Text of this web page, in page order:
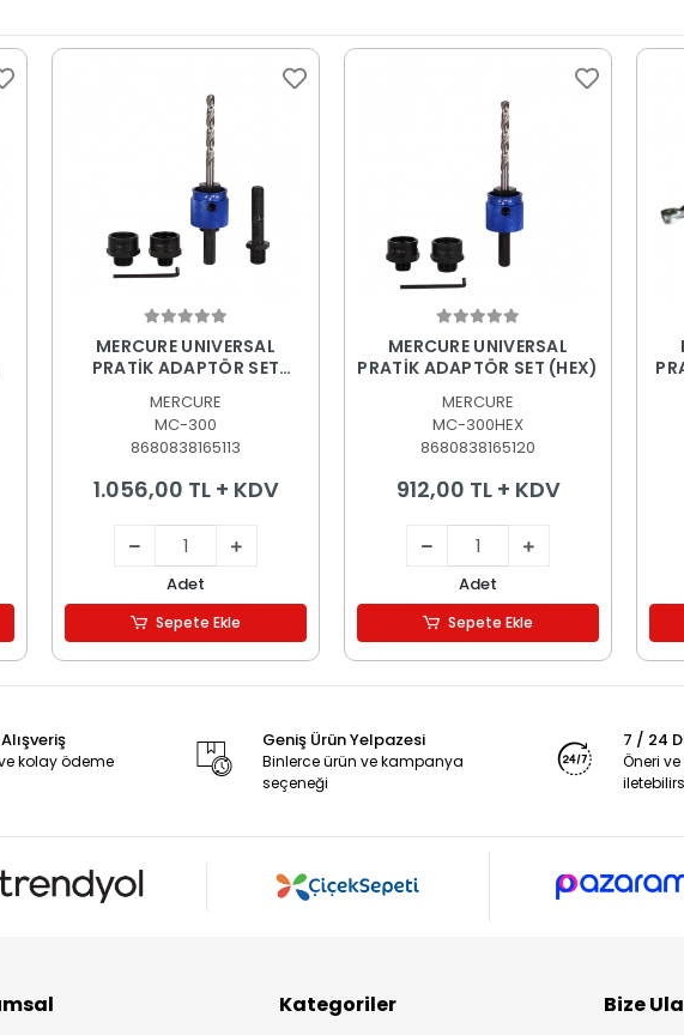
MERCURE UNIVERSAL
PRATİK ADAPTÖR SET
MERCURE
MC-300
8680838165113
1.056,00 TL + KDV
Adet
Sepete Ekle
MERCURE UNIVERSAL
PRATİK ADAPTÖR SET (HEX)
MERCURE
MC-300HEX
8680838165120
912,00 TL + KDV
Adet
Sepete Ekle
kolay ödeme
Geniş Ürün Yelpazesi
Binlerce ürün ve kampanya
seçeneği
7 / 24
Öneri
Kategoriler Bize